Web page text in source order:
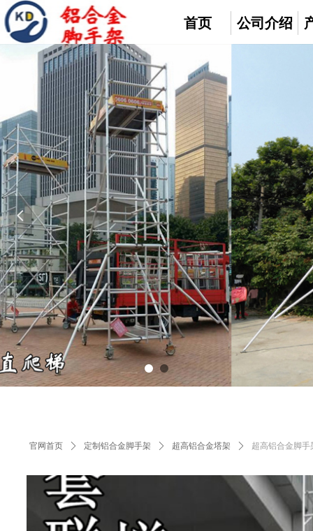
首页 公司介绍
넳
官网首页 ꄲ 定制铝合金脚手架 ꄲ 超高铝合金塔架 ꄲ 超高铝合金脚